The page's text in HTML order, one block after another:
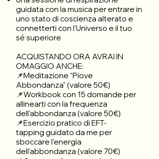
guidata con la musica per entrare in
uno stato di coscienza alterato e
connetterti con l'Universo e il tuo
sé superiore
ACQUISTANDO ORA AVRAI IN
OMAGGIO ANCHE:
📌Meditazione "Piove
Abbondanza" (valore 50€)
📌Workbook con 15 domande per
allinearti con la frequenza
dell'abbondanza (valore 50€)
📌Esercizio pratico di EFT-
tapping guidato da me per
sboccare l'energia
dell'abbondanza (valore 70€)